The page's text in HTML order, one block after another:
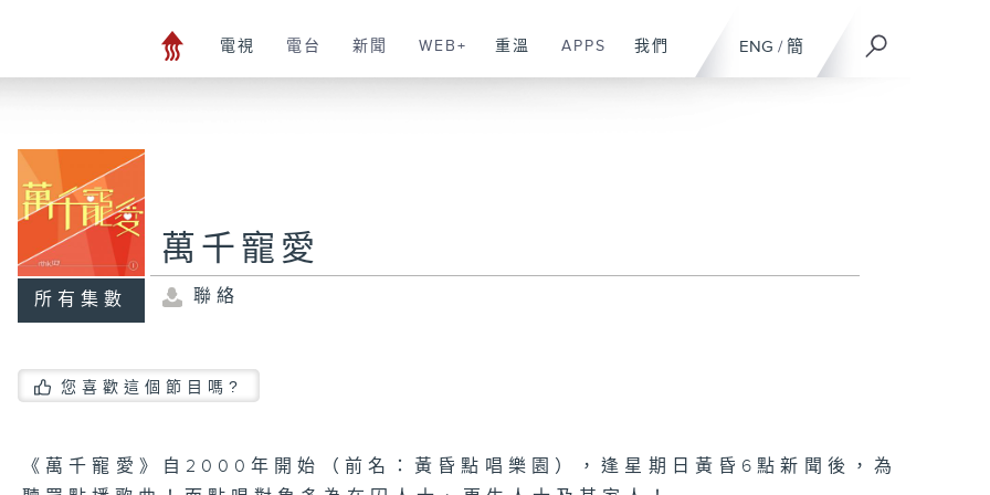
ENG / 簡
電視 電台 新聞 WEB+ 重溫 APPS 我們
所有集數
萬千寵愛
聯絡
您喜歡這個節目嗎?
《萬千寵愛》自2000年開始（前名：黃昏點唱樂園），逢星期日黃昏6點新聞後，為